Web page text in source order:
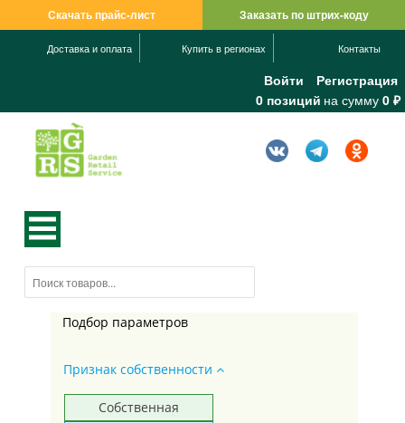
Скачать прайс-лист Заказать по штрих-коду
Доставка и оплата Купить в регионах Контакты
Войти
Регистрация
0 позиций на сумму 0 ₽
Подбор параметров
Признак собственности
Собственная